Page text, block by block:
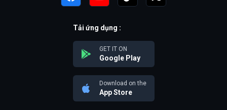
Tải ứng dụng :
GET IT ON
Google Play
Download on the
App Store